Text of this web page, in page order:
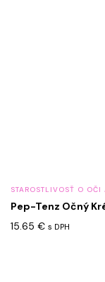
STAROSTLIVOSŤ O OČI
Pep-Tenz Očný
15.65 € s DPH